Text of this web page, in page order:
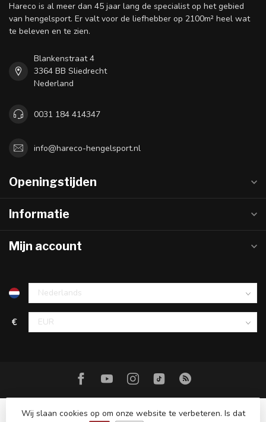
Hareco is al meer dan 45 jaar lang de specialist op het gebied
van hengelsport. Er valt voor de liefhebber op 2100m² heel wat
te beleven en te zien.
Blankenstraat 4
3364 BB Sliedrecht
Nederland
0031 184 414347
info@hareco-hengelsport.nl
Openingstijden
Informatie
Mijn account
€
Wij slaan cookies op om onze website te verbeteren. Is dat